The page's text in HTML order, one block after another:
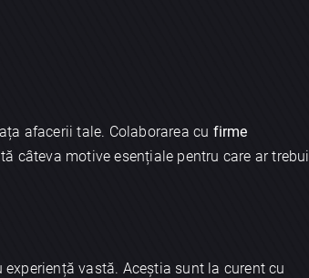
afacerii tale. Colaborarea cu firme
câteva motive esențiale pentru care ar trebui
vastă. Aceștia sunt la curent cu